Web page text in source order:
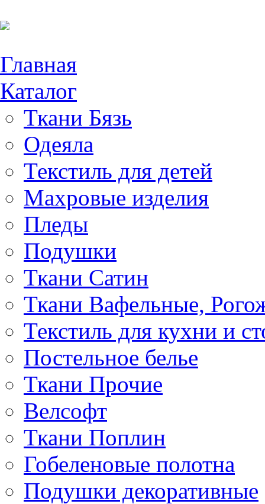
Главная
Каталог
Ткани Бязь
Одеяла
Текстиль для детей
Махровые изделия
Пледы
Подушки
Ткани Сатин
Ткани Вафельные,
Текстиль для кухни и
Постельное белье
Ткани Прочие
Велсофт
Ткани Поплин
Гобеленовые полотна
Подушки декоративные